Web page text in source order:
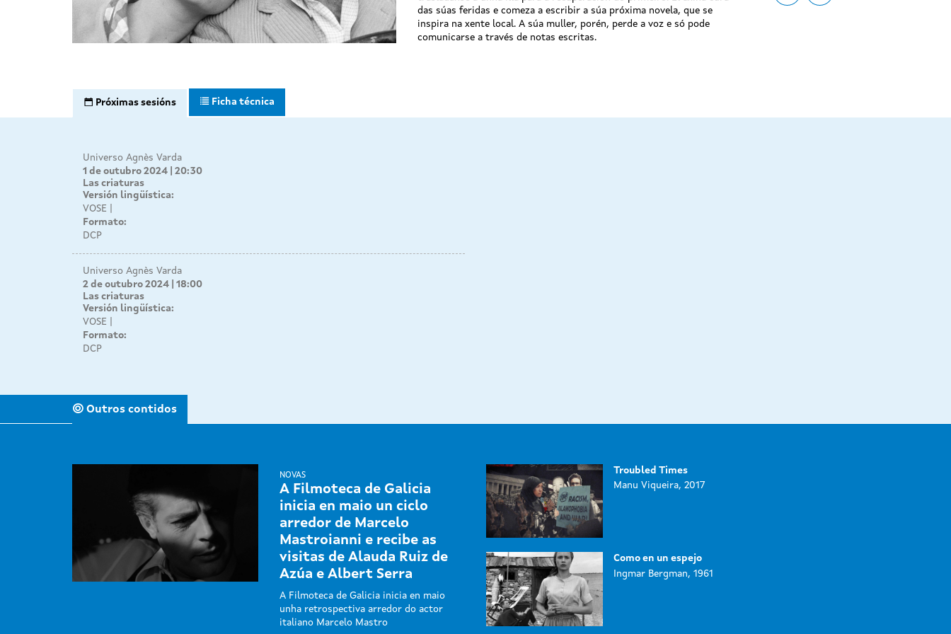
das súas feridas e comeza a escribir a súa próxima novela, que se
inspira na xente local. A súa muller, porén, perde a voz e só pode
comunicarse a través de notas escritas.
Próximas sesións Ficha técnica
Universo Agnès Varda
1 de outubro 2024 | 20:30
Las criaturas
Versión lingüística:
VOSE
Formato:
DCP
Universo Agnès Varda
2 de outubro 2024 | 18:00
Las criaturas
Versión lingüística:
VOSE
Formato:
DCP
Outros contidos
NOVAS
A Filmoteca de Galicia
inicia en maio un ciclo
arredor de Marcelo
Mastroianni e recibe as
visitas de Alauda Ruiz de
Azúa e Albert Serra
A Filmoteca de Galicia inicia en maio
unha retrospectiva arredor do actor
italiano Marcelo Mastro
Troubled Times
Manu Viqueira, 2017
Como en un espejo
Ingmar Bergman, 1961